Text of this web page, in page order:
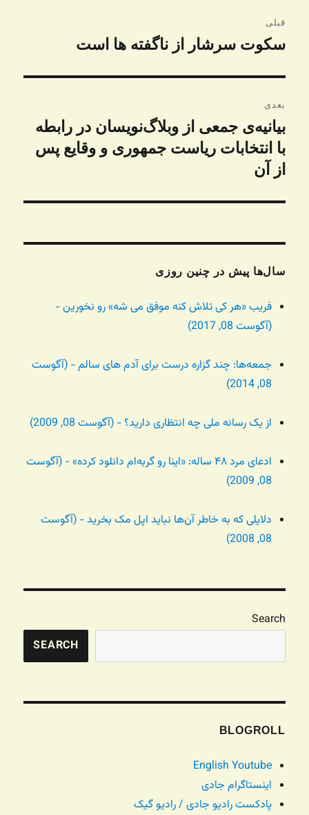
نوشته
قبلی
نوشته
سکوت سرشار از ناگفته ها است
بعدی
نوشته
بعدی:
بیانیه‌ی جمعی از وبلاگ‌نویسان در رابطه
با انتخابات ریاست جمهوری و وقایع پس
از آن
سال‌ها پیش در چنین روزی
فریب «هر کی تلاش کنه موفق می شه» رو نخورین -
(آگوست 08, 2017)
جمعه‌ها: چند گزاره درست برای آدم های سالم - (آگوست
08, 2014)
از یک رسانه ملی چه انتظاری دارید؟ - (آگوست 08, 2009)
ادعای مرد ۴۸ ساله: «اینا رو گربه‌ام دانلود کرده» - (آگوست
08, 2009)
دلایلی که به خاطر آن‌ها نباید اپل مک بخرید - (آگوست
08, 2008)
Search
SEARCH
BLOGROLL
English Youtube
اینستاگرام جادی
پادکست رادیو جادی / رادیو گیک